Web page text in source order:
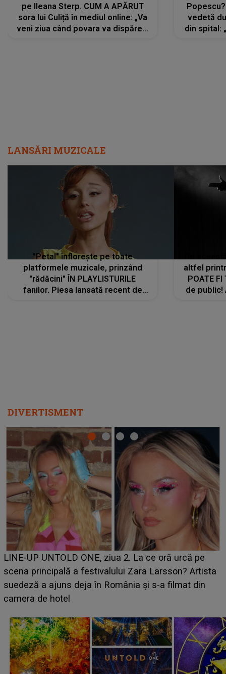
pe Ileana Sterp. CUM A APĂRUT
sora lui Culiță în mediul online: „Va
veni ziua când povara va dispărea,
vedetă
din spital:
LANSĂRI MUZICALE
"Petal" înflorește pe toate
platformele muzicale, prinzând
"rădăcini" ÎN PLAYLISTURILE
fanilor. Piesa lansată recent de
altfel
POATE FI
de public!
DIVERTISMENT
Ce a dezvăluit noua concurentă din "Casa Iubirii" l-a
luat prin surprindere pe Emanuel. CINE ESTE
BĂIATUL VIZAT de Alexandra?! Aflându-se în fața
faptului împlinit, A RECUNOSCUT IMEDIAT: "Am